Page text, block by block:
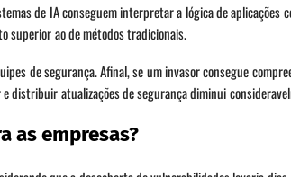
de IA conseguem interpretar a lógica de
superior ao de métodos tradicionais.
de segurança. Afinal, se um invasor consegue
distribuir atualizações de segurança diminui
as empresas?